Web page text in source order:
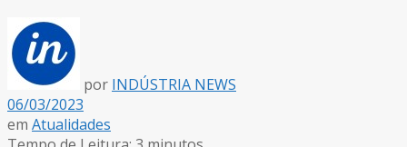
por INDÚSTRIA NEWS
06/03/2023
em Atualidades